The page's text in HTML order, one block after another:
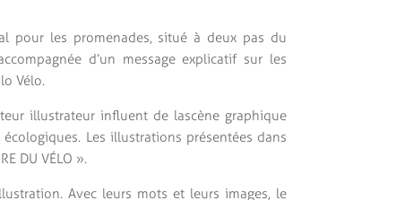
pour les promenades, situé à deux pas du
d’un message explicatif sur les
Vélo.
illustrateur influent de lascène graphique
Les illustrations présentées dans
DU VÉLO ».
Avec leurs mots et leurs images, le